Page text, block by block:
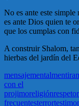
No es ante este
es ante Dios quien te
que los cumplas con
A construir Shalom,
hierbas del jardín del
mensajementalmentira
con el
projimoreligiónrespeto
frecuentesterror